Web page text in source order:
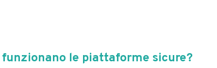
funzionano le piattaforme sicure?